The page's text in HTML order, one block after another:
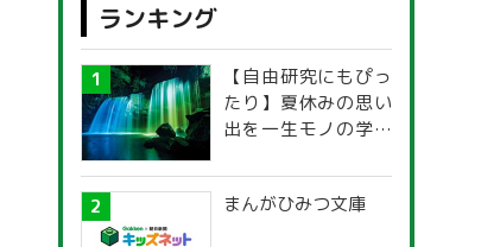
ランキング
【自由研究にもぴっ
たり】夏休みの思い
出を一生モノの学び
探究ガイド
まんがひみつ文庫